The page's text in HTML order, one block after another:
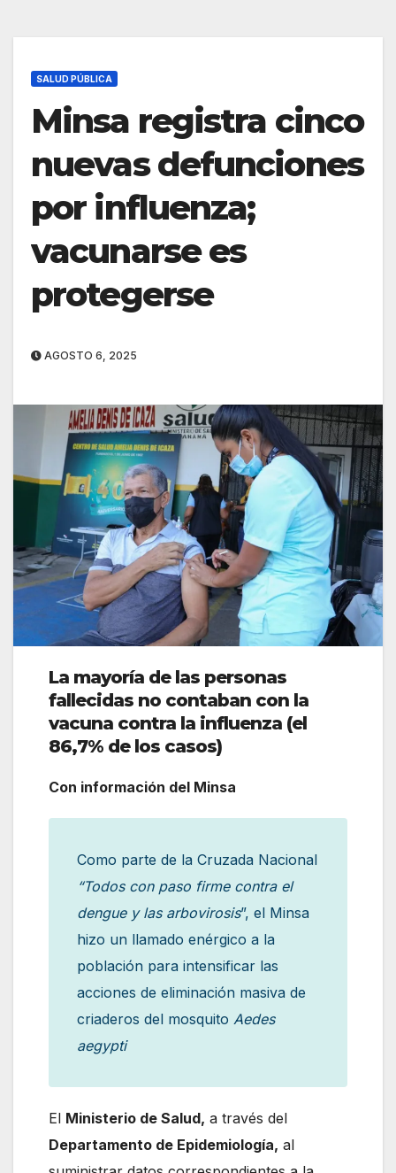
SALUD PÚBLICA
Minsa registra cinco
nuevas defunciones
por influenza;
vacunarse es
protegerse
AGOSTO 6, 2025
La mayoría de las personas
fallecidas no contaban con la
vacuna contra la influenza (el
86,7% de los casos)
Con información del Minsa
Como parte de la Cruzada Nacional
“Todos con paso firme contra el
dengue y las arbovirosis”, el Minsa
hizo un llamado enérgico a la
población para intensificar las
acciones de eliminación masiva de
criaderos del mosquito Aedes
aegypti
El Ministerio de Salud, a través del
Departamento de Epidemiología, al